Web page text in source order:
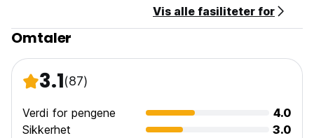
Innsjekking fra kl. 14.00 til 23.00.
Sjekk ut før kl. 12.00.
Skatter inkludert. (Auto-translated from original language)
Vis alle fasiliteter for
Omtaler
3.1(87)
Verdi for pengene
4.0
Sikkerhet
3.0